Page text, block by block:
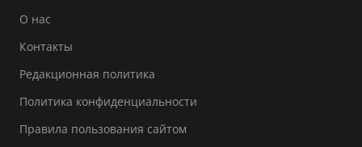
О нас
Контакты
Редакционная политика
Политика конфиденциальности
Правила пользования сайтом